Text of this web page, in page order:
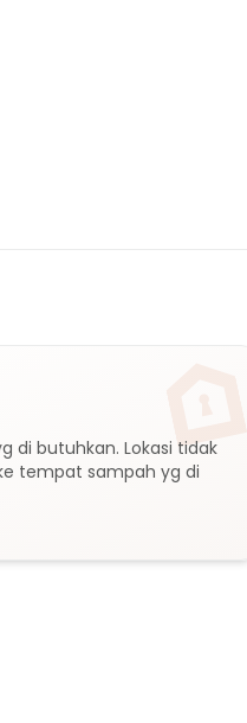
1
2
di butuhkan. Lokasi tidak
tempat sampah yg di